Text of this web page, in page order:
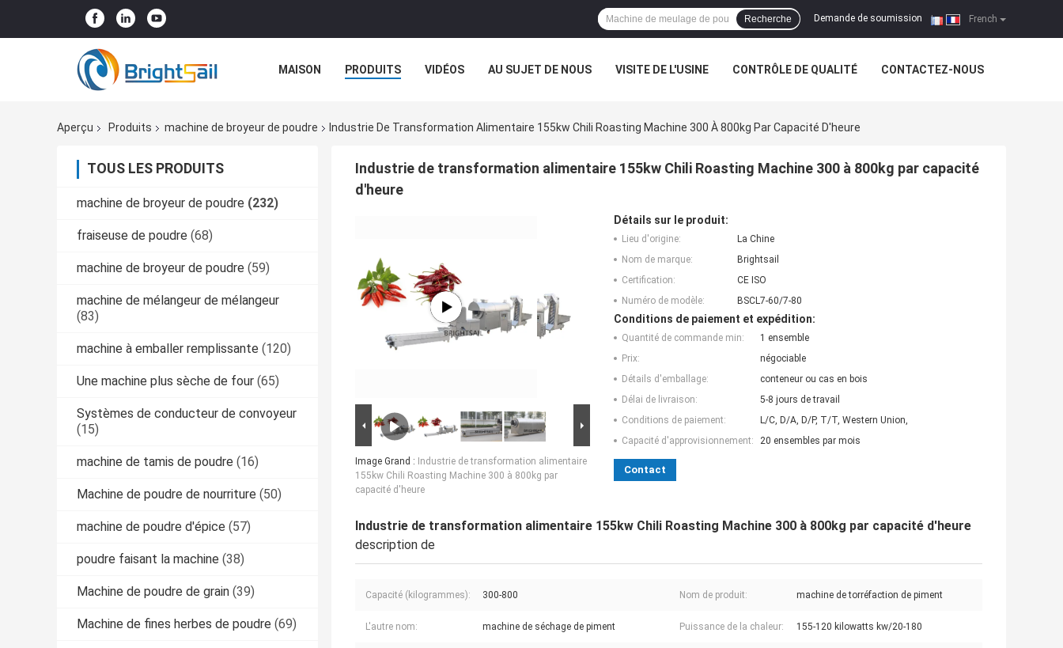
French
Demande de soumission |
Recherche
MAISON PRODUITS VIDÉOS AU SUJET DE NOUS VISITE DE L'USINE CONTRÔLE DE QUALITÉ CONTACTEZ-NOUS
Aperçu
Produits machine de broyeur de poudre Industrie De Transformation Alimentaire 155kw Chili Roasting Machine 300 À 800kg Par Capacité D'heure
TOUS LES PRODUITS
machine de broyeur de poudre (232)
fraiseuse de poudre (68)
machine de broyeur de poudre (59)
machine de mélangeur de mélangeur
(83)
machine à emballer remplissante (120)
Une machine plus sèche de four (65)
Systèmes de conducteur de convoyeur
(15)
machine de tamis de poudre (16)
Machine de poudre de nourriture (50)
machine de poudre d'épice (57)
poudre faisant la machine (38)
Machine de poudre de grain (39)
Machine de fines herbes de poudre (69)
Industrie de transformation alimentaire 155kw Chili Roasting Machine 300 à 800kg par capacité
d'heure
Image Grand : Industrie de transformation alimentaire
155kw Chili Roasting Machine 300 à 800kg par
capacité d'heure
Détails sur le produit:
Lieu d'origine:
La Chine
Nom de marque:
Brightsail
Certification:
CE ISO
Numéro de modèle:
BSCL7-60/7-80
Conditions de paiement et expédition:
Quantité de commande min:
1 ensemble
Prix:
négociable
Détails d'emballage:
conteneur ou cas en bois
Délai de livraison:
5-8 jours de travail
Conditions de paiement:
L/C, D/A, D/P, T/T, Western Union,
Capacité d'approvisionnement:
20 ensembles par mois
Contact
Industrie de transformation alimentaire 155kw Chili Roasting Machine 300 à 800kg par capacité d'heure
description de
Capacité (kilogrammes): 300-800 Nom de produit: machine de torréfaction de piment
L'autre nom: machine de séchage de piment Puissance de la chaleur: 155-120 kilowatts kw/20-180